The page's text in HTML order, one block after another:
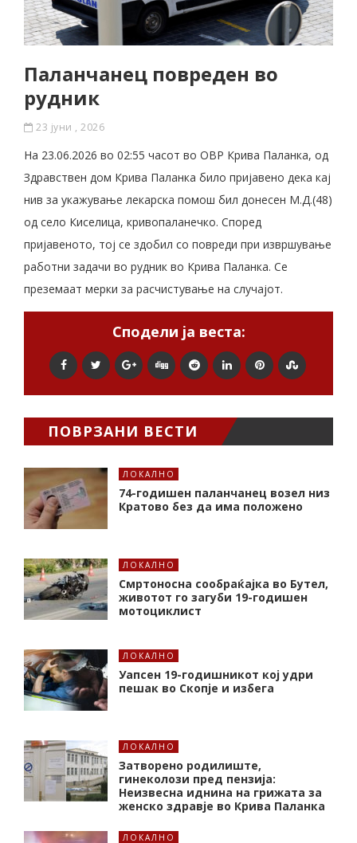
Паланчанец повреден во
рудник
23 јуни , 2026
На 23.06.2026 во 02:55 часот во ОВР Крива Паланка, од
Здравствен дом Крива Паланка било пријавено дека кај
нив за укажување лекарска помош бил донесен М.Д.(48)
од село Киселица, кривопаланечко. Според
пријавеното, тој се здобил со повреди при извршување
работни задачи во рудник во Крива Паланка. Се
преземаат мерки за расчистување на случајот.
Сподели ја веста:
ПОВРЗАНИ ВЕСТИ
ЛОКАЛНО
74-годишен паланчанец возел низ
Кратово без да има положено
ЛОКАЛНО
Смртоносна сообраќајка во Бутел,
животот го загуби 19-годишен
мотоциклист
ЛОКАЛНО
Уапсен 19-годишникот кој удри
пешак во Скопје и избега
ЛОКАЛНО
Затворено родилиште,
гинеколози пред пензија:
Неизвесна иднина на грижата за
женско здравје во Крива Паланка
ЛОКАЛНО